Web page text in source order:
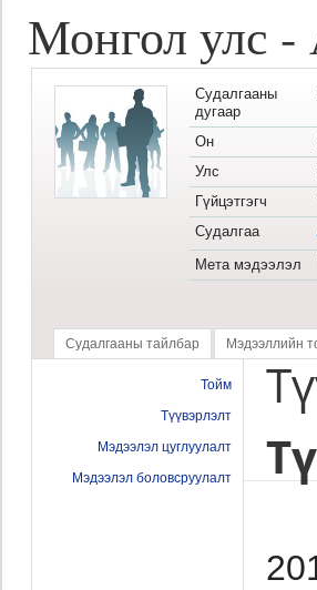
Монгол улс
Судалгааны
дугаар
Он
Улс
Гүйцэтгэгч
Судалгаа
Мета мэдээлэл
Судалгааны тайлбар Мэдээллийн
Тойм
Түүвэрлэлт
Мэдээлэл цуглуулалт
Мэдээлэл боловсруулалт